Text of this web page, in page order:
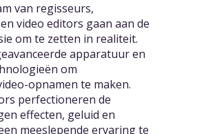
van regisseurs,
video editors gaan aan de
om te zetten in realiteit.
apparatuur en
om
opnamen te maken.
perfectioneren de
effecten, geluid en
meeslepende ervaring te